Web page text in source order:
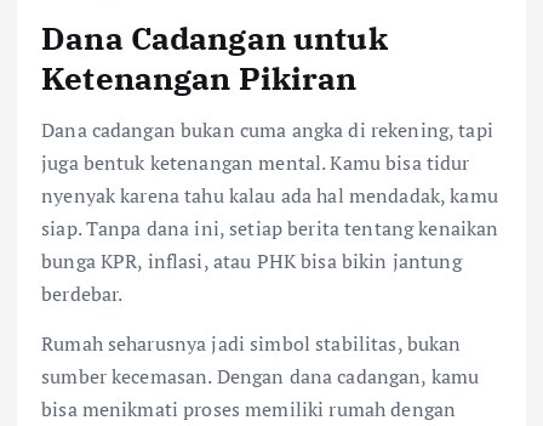
Dana Cadangan untuk
Ketenangan Pikiran
Dana cadangan bukan cuma angka di rekening, tapi
juga bentuk ketenangan mental. Kamu bisa tidur
nyenyak karena tahu kalau ada hal mendadak, kamu
siap. Tanpa dana ini, setiap berita tentang kenaikan
bunga KPR, inflasi, atau PHK bisa bikin jantung
berdebar.
Rumah seharusnya jadi simbol stabilitas, bukan
sumber kecemasan. Dengan dana cadangan, kamu
bisa menikmati proses memiliki rumah dengan